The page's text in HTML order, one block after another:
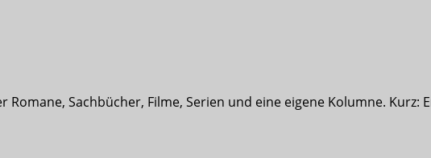
Sachbücher, Filme, Serien und eine eigene Kolumne. Kurz: